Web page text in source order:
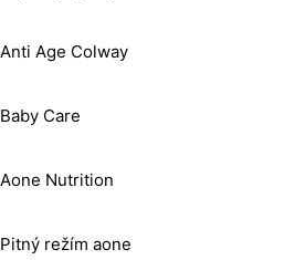
Anti Age Colway
Baby Care
Aone Nutrition
Pitný režím aone